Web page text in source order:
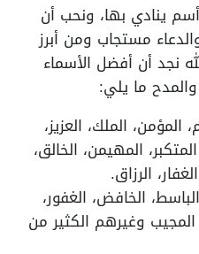
يوجد لله سبحانه وتعالى 99 أسم ينادي بها، ونحب أن
مستجاب ومن أبرز
نجد أن أفضل الأسماء
ما يلي:
الملك، العزيز،
المهيمن، الخالق،
الرزاق.
الخافض، الغفور،
المجيب وغيرهم الكثير من